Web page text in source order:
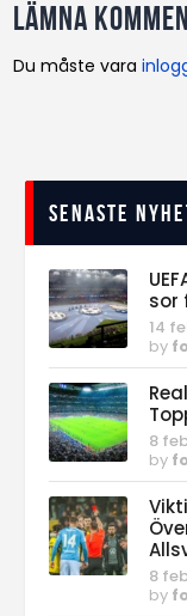
Lämna
Du måste vara
Senaste
sor
14
by
8
by
8
by